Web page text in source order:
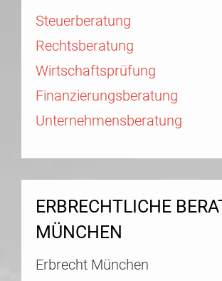
Steuerberatung
Rechtsberatung
Wirtschaftsprüfung
Finanzierungsberatung
Unternehmensberatung
ERBRECHTLICHE
MÜNCHEN
Erbrecht München